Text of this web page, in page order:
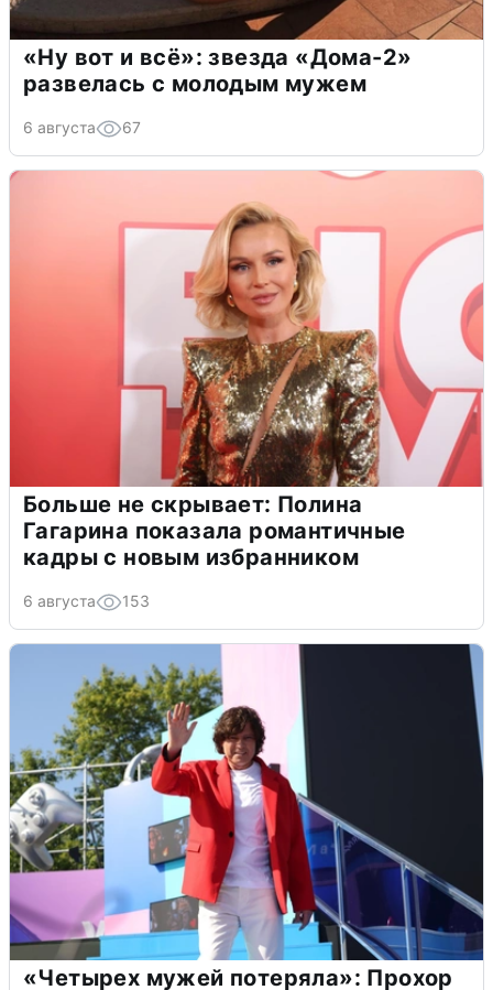
«Ну вот и всё»: звезда «Дома-2»
развелась с молодым мужем
6 августа 67
Больше не скрывает: Полина
Гагарина показала романтичные
кадры с новым избранником
6 августа 153
«Четырех мужей потеряла»: Прохор